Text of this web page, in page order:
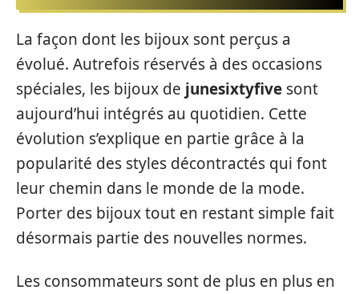
La façon dont les bijoux sont perçus a
évolué. Autrefois réservés à des occasions
spéciales, les bijoux de junesixtyfive sont
aujourd’hui intégrés au quotidien. Cette
évolution s’explique en partie grâce à la
popularité des styles décontractés qui font
leur chemin dans le monde de la mode.
Porter des bijoux tout en restant simple fait
désormais partie des nouvelles normes.
Les consommateurs sont de plus en plus en